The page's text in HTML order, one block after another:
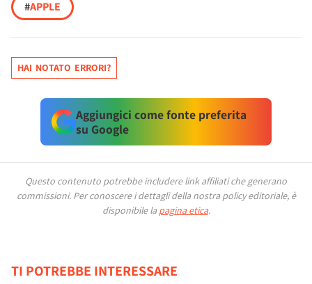
#APPLE
HAI NOTATO ERRORI?
Aggiungici come fonte preferita
su Google
Questo contenuto potrebbe includere link affiliati che generano
commissioni. Per conoscere i dettagli della nostra policy editoriale, è
disponibile la pagina etica.
TI POTREBBE INTERESSARE